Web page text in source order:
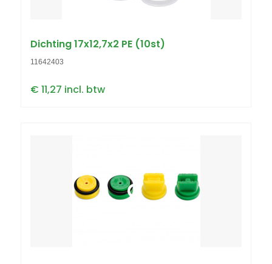
Dichting 17x12,7x2 PE (10st)
11642403
€ 11,27 incl. btw